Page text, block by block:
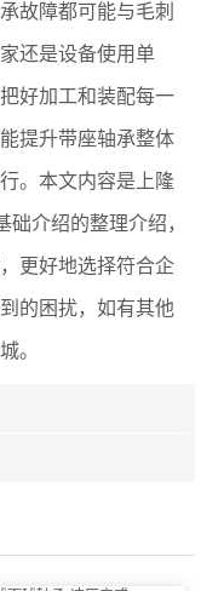
故障都可能与毛刺
还是设备使用单
好加工和装配每一
提升带座轴承整体
。本文内容是上隆
础介绍的整理介绍，
更好地选择符合企
的困扰，如有其他
。